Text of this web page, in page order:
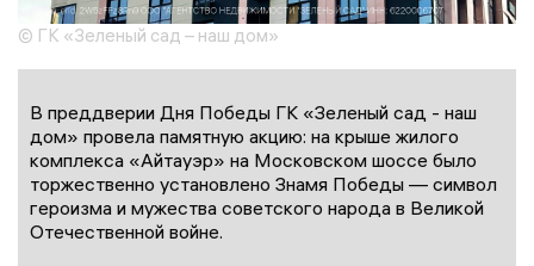
© ГК «Зеленый сад – наш дом»
В преддверии Дня Победы ГК «Зеленый сад - наш
дом» провела памятную акцию: на крыше жилого
комплекса «Айтауэр» на Московском шоссе было
торжественно установлено Знамя Победы — символ
героизма и мужества советского народа в Великой
Отечественной войне.